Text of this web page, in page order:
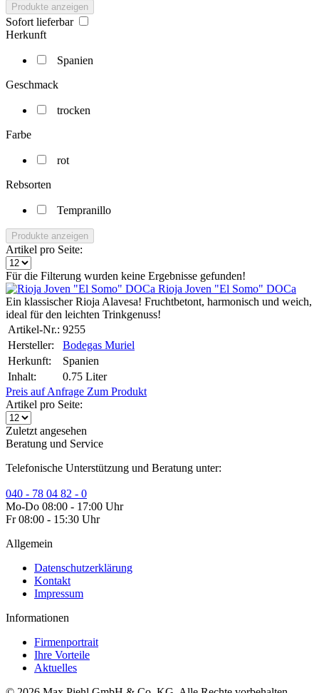
Produkte anzeigen
Sofort lieferbar
Herkunft
Spanien
Geschmack
trocken
Farbe
rot
Rebsorten
Tempranillo
Produkte anzeigen
Artikel pro Seite:
Für die Filterung wurden keine Ergebnisse gefunden!
Rioja Joven "El Somo" DOCa
Ein klassischer Rioja Alavesa! Fruchtbetont, harmonisch und weich,
ideal für den leichten Trinkgenuss!
Artikel-Nr.: 9255
Hersteller:
Bodegas Muriel
Herkunft:
Spanien
Inhalt:
0.75 Liter
Preis auf Anfrage Zum Produkt
Artikel pro Seite:
Zuletzt angesehen
Beratung und Service
Telefonische Unterstützung und Beratung unter:
040 - 78 04 82 - 0
Mo-Do 08:00 - 17:00 Uhr
Fr 08:00 - 15:30 Uhr
Allgemein
Datenschutzerklärung
Kontakt
Impressum
Informationen
Firmenportrait
Ihre Vorteile
Aktuelles